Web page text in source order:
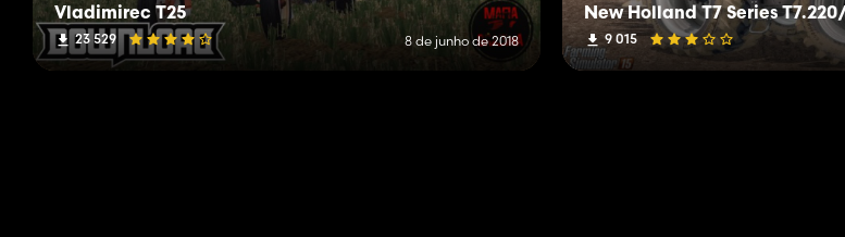
Vladimirec T25
23 529 8 de junho de 2018 9 015